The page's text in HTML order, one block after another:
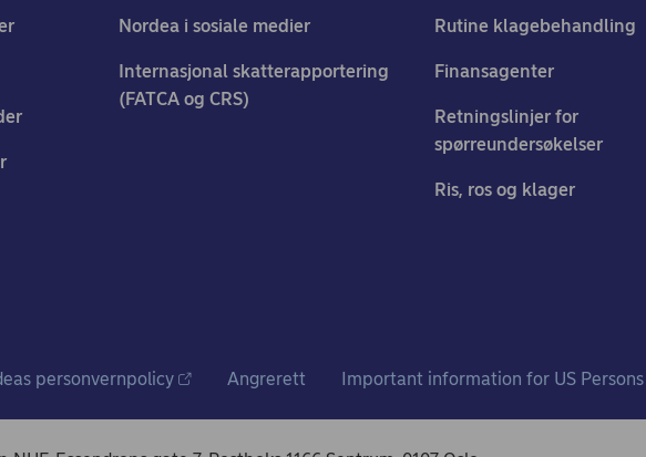
Nordea i sosiale medier
Internasjonal skatterapportering
(FATCA og CRS)
Rutine klagebehandling
Finansagenter
Retningslinjer for
spørreundersøkelser
Ris, ros og klager
personvernpolicy Angrerett Important information for US Persons